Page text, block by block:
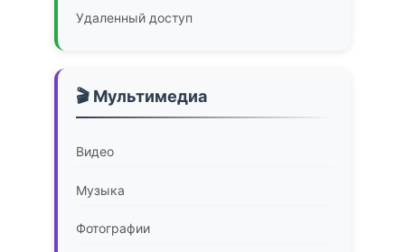
Удаленный доступ
🎬 Мультимедиа
Видео
Музыка
Фотографии